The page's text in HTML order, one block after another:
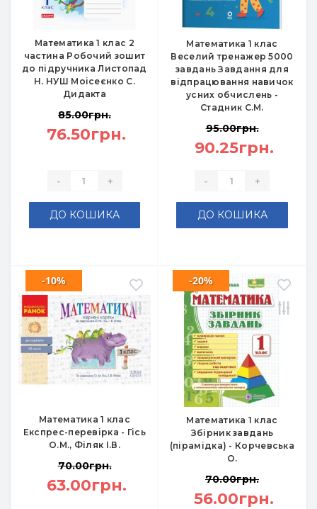
Математика 1 клас 2
частина Робочий зошит
до підручника Листопад
Н. НУШ Моісеєнко С.
Дидакта
85.00грн.
76.50грн.
- +
ДО КОШИКА
Математика 1 клас
Веселий тренажер 5000
завдань Завдання для
відпрацювання навичок
усних обчислень -
Стадник С.М.
95.00грн.
90.25грн.
- +
ДО КОШИКА
Математика 1 клас
Експрес-перевірка - Гісь
О.М., Філяк І.В.
-10%
70.00грн.
63.00грн.
Математика 1 клас
Збірник завдань
(пірамідка) - Корчевська
О.
-20%
70.00грн.
56.00грн.